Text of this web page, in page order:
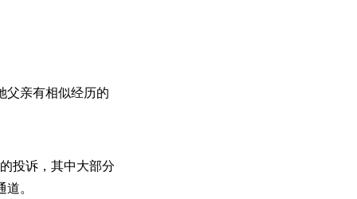
父亲有相似经历的
投诉，其中大部分
。